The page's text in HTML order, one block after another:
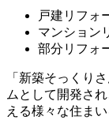
戸建リフォ
マンション
部分リフォ
「新築そっくり
ムとして開発さ
える様々な住ま